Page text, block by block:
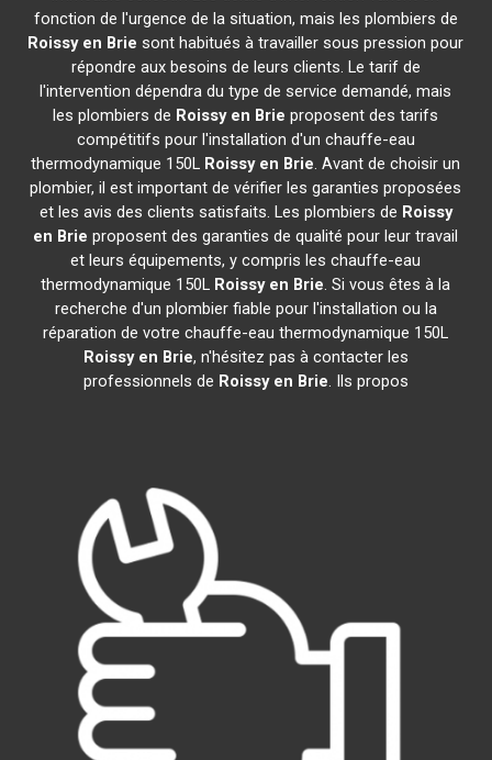
fonction de l'urgence de la situation, mais les plombiers de
Roissy en Brie sont habitués à travailler sous pression pour
répondre aux besoins de leurs clients. Le tarif de
l'intervention dépendra du type de service demandé, mais
les plombiers de Roissy en Brie proposent des tarifs
compétitifs pour l'installation d'un chauffe-eau
thermodynamique 150L Roissy en Brie. Avant de choisir un
plombier, il est important de vérifier les garanties proposées
et les avis des clients satisfaits. Les plombiers de Roissy
en Brie proposent des garanties de qualité pour leur travail
et leurs équipements, y compris les chauffe-eau
thermodynamique 150L Roissy en Brie. Si vous êtes à la
recherche d'un plombier fiable pour l'installation ou la
réparation de votre chauffe-eau thermodynamique 150L
Roissy en Brie, n'hésitez pas à contacter les
professionnels de Roissy en Brie. Ils propos